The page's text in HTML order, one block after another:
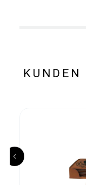
KUNDEN